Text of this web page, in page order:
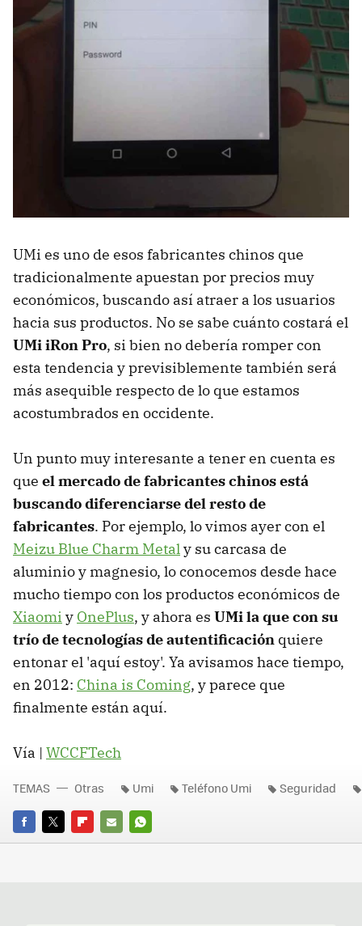
UMi es uno de esos fabricantes chinos que
tradicionalmente apuestan por precios muy
económicos, buscando así atraer a los usuarios
hacia sus productos. No se sabe cuánto costará el
UMi iRon Pro, si bien no debería romper con
esta tendencia y previsiblemente también será
más asequible respecto de lo que estamos
acostumbrados en occidente.
Un punto muy interesante a tener en cuenta es
que el mercado de fabricantes chinos está
buscando diferenciarse del resto de
fabricantes. Por ejemplo, lo vimos ayer con el
Meizu Blue Charm Metaly su carcasa de
aluminio y magnesio, lo conocemos desde hace
mucho tiempo con los productos económicos de
Xiaomi y OnePlus, y ahora es UMi la que con su
trío de tecnologías de autentificación quiere
entonar el 'aquí estoy'. Ya avisamos hace tiempo,
en 2012: China is Coming, y parece que
finalmente están aquí.
Vía | WCCFTech
FACEBOOK
TWITTERFLIPBOARD
E-
WHATSAPP
TEMAS Otras Umi Teléfono Umi Seguridad